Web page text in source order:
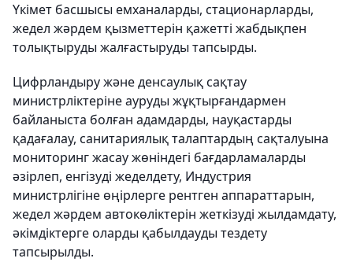
Үкімет басшысы емханаларды, стационарларды,
жедел жәрдем қызметтерін қажетті жабдықпен
толықтыруды жалғастыруды тапсырды.
Цифрландыру және денсаулық сақтау
министрліктеріне ауруды жұқтырғандармен
байланыста болған адамдарды, науқастарды
қадағалау, санитариялық талаптардың сақталуына
мониторинг жасау жөніндегі бағдарламаларды
әзірлеп, енгізуді жеделдету, Индустрия
министрлігіне өңірлерге рентген аппараттарын,
жедел жәрдем автокөліктерін жеткізуді жылдамдату,
әкімдіктерге оларды қабылдауды тездету
тапсырылды.